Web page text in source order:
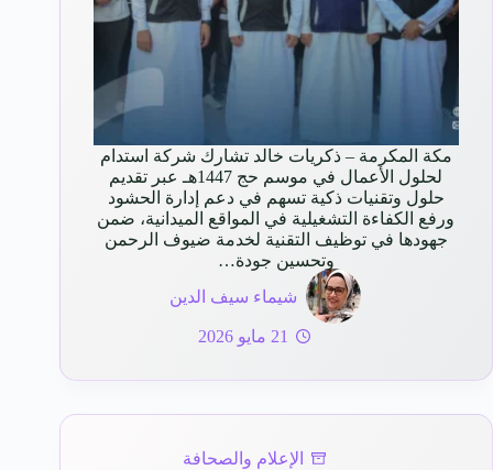
مكة المكرمة – ذكريات خالد تشارك شركة استدام
لحلول الأعمال في موسم حج 1447هـ عبر تقديم
حلول وتقنيات ذكية تسهم في دعم إدارة الحشود
ورفع الكفاءة التشغيلية في المواقع الميدانية، ضمن
جهودها في توظيف التقنية لخدمة ضيوف الرحمن
وتحسين جودة…
شيماء سيف الدين
21 مايو 2026
الإعلام والصحافة